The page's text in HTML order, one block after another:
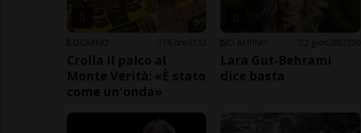
LOCARNO 18 ore 132
Crolla il palco al
Monte Verità: «È stato
come un'onda»
SCI ALPINO 2 gior 68 290
Lara Gut-Behrami
dice basta